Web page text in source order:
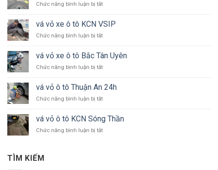
Chức năng bình luận bị tắtở
vỏ
xe
ô
24h
Dương
vá vỏ xe ô tô KCN VSIP
Chức năng bình luận bị tắtở
vỏ
xe
ô
KCN
vá vỏ xe ô tô Bắc Tân Uyên
Chức năng bình luận bị tắtở
vỏ
xe
ô
Bắc
Tân
Uyên
vá vỏ ô tô Thuận An 24h
Chức năng bình luận bị tắtở
ô
tô
vá vỏ ô tô KCN Sóng Thần
Chức năng bình luận bị tắtở
TÌM KIẾM